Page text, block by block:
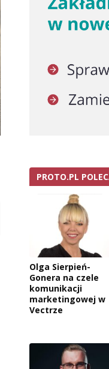
PROTO.PL
Olga Sierpień-
Gonera na czele
komunikacji
marketingowej w
Vectrze